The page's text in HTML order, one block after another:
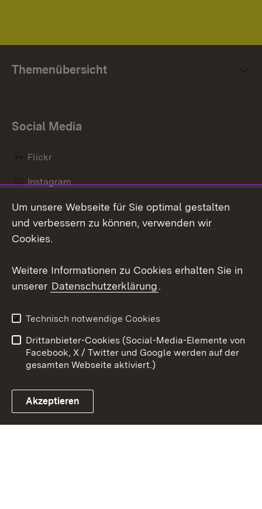
Themenübersicht
Social Media
Flickr
Instagram
Social Wall
Link zum Landesportal
Barrierefreiheit
Benutzungshinweise
Impressum
Cookies
Um unsere Webseite für Sie optimal gestalten
und verbessern zu können, verwenden wir
Cookies.
Weitere Informationen zu Cookies erhalten Sie in
unserer Datenschutzerklärung.
Technisch notwendige Cookies
Drittanbieter-Cookies (Social-Media-Elemente von
Facebook, X / Twitter und Google werden auf der
gesamten Webseite aktiviert.)
Akzeptieren